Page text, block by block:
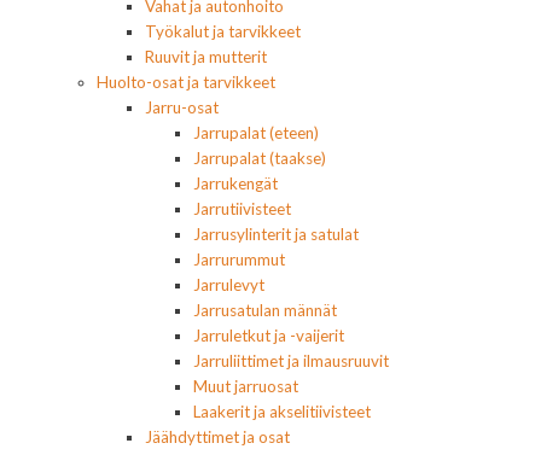
Vahat ja autonhoito
Työkalut ja tarvikkeet
Ruuvit ja mutterit
Huolto-osat ja tarvikkeet
Jarru-osat
Jarrupalat (eteen)
Jarrupalat (taakse)
Jarrukengät
Jarrutiivisteet
Jarrusylinterit ja satulat
Jarrurummut
Jarrulevyt
Jarrusatulan männät
Jarruletkut ja -vaijerit
Jarruliittimet ja ilmausruuvit
Muut jarruosat
Laakerit ja akselitiivisteet
Jäähdyttimet ja osat